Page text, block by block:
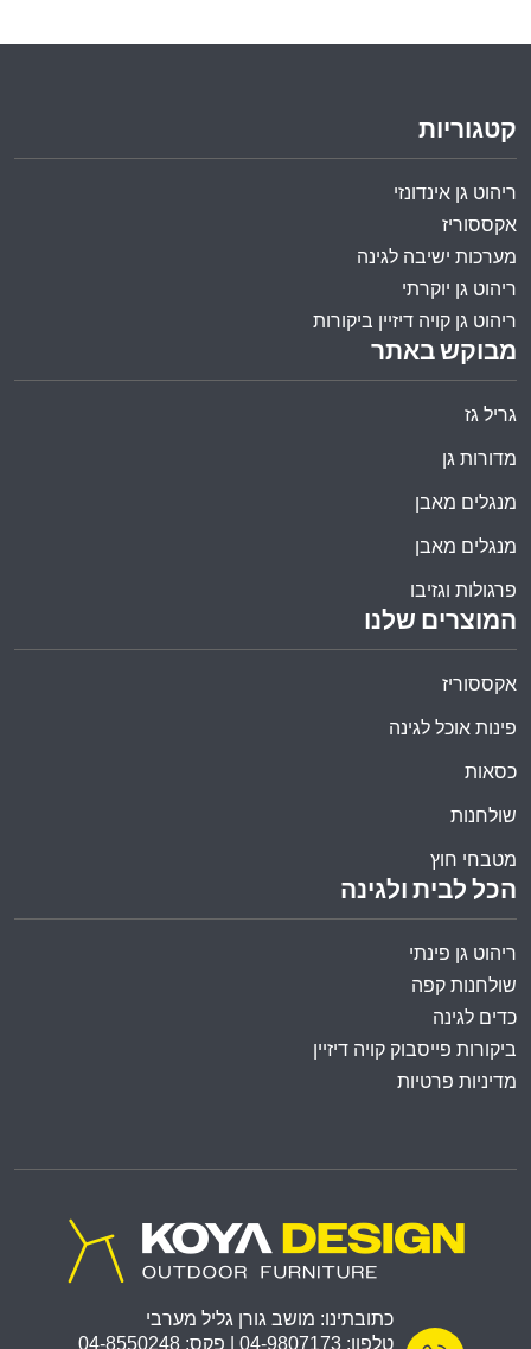
הכל לבית ולגינה
ריהוט גן פינתי
שולחנות קפה
כדים לגינה
ביקורות פייסבוק קויה דיזיין
מדיניות פרטיות
המוצרים שלנו
אקססוריז
פינות אוכל לגינה
כסאות
שולחנות
מטבחי חוץ
מבוקש באתר
גריל גז
מדורות גן
מנגלים מאבן
מנגלים מאבן
פרגולות וגזיבו
קטגוריות
ריהוט גן אינדונזי
אקססוריז
מערכות ישיבה לגינה
ריהוט גן יוקרתי
ריהוט גן קויה דיזיין ביקורות
כתובתינו: מושב גורן גליל מערבי
טלפון: 04-9807173 | פקס: 04-8550248